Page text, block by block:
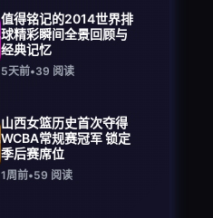
值得铭记的2014世界排
球精彩瞬间全景回顾与
经典记忆
5天前•39 阅读
山西女篮历史首次夺得
WCBA常规赛冠军 锁定
季后赛席位
1周前•59 阅读